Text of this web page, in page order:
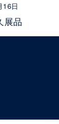
展品
16日